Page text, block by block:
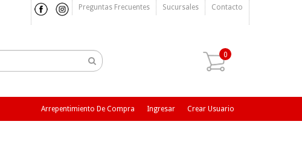
Preguntas Frecuentes Sucursales Contacto
0
Crear Usuario
Ingresar
Arrepentimiento De Compra